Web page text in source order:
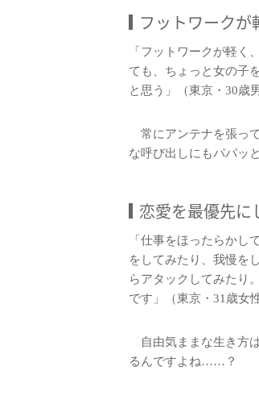
フットワークが
「フットワークが軽く
ても、ちょっと女の子
と思う」（東京・30歳
常にアンテナを張っ
な呼び出しにもパパッ
恋愛を最優先に
「仕事をほったらか
をしてみたり、我慢を
らアタックしてみたり
です」（東京・31歳女性
自由気ままな生き方
るんですよね……？